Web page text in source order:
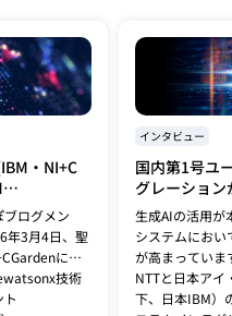
・NI+C
技術コ
るAIエー
ザーが語る
」
ログメン
年3月4日、聖
に
技術
インタビュー
国内第1号ユ
グレーショ
Spyre検証で
基盤の最適解
生成AIの活用が
システムにおい
が高まっていま
NTTと日本アイ
下、日本IBM）